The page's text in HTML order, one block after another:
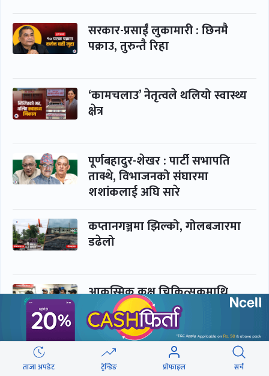
सरकार-प्रसाईं लुकामारी : छिनमै
पक्राउ, तुरुन्तै रिहा
‘कामचलाउ’ नेतृत्वले थलियो स्वास्थ्य
क्षेत्र
पूर्णबहादुर-शेखर : पार्टी सभापति
ताक्थे, विभाजनको संघारमा
शशांकलाई अघि सारे
कप्तानगञ्जमा झिल्को, गोलबजारमा
डढेलो
आकस्मिक कक्ष चिकित्सकमाथि
हातपातको ‘हटस्पट’
नपढी ‘पास’, नपढाइ ‘गुणस्तर’
ताजा अपडेट ट्रेन्डिङ प्रोफाइल सर्च